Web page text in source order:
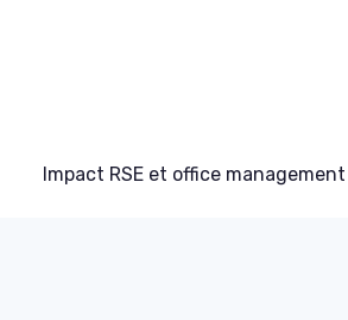
Impact RSE et office management